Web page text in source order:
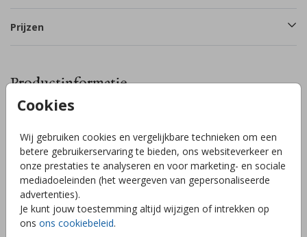
Cookies
Wij gebruiken cookies en vergelijkbare technieken om een
betere gebruikerservaring te bieden, ons websiteverkeer en
onze prestaties te analyseren en voor marketing- en sociale
mediadoeleinden (het weergeven van gepersonaliseerde
advertenties).
Je kunt jouw toestemming altijd wijzigen of intrekken op
ons ons cookiebeleid.
Prijzen
Productinformatie
Maak zelf een mooi welkomstbord voor jullie bruiloft met dit
bord van 60x40cm op Forex gedrukt. Hulp nodig? Wij helpen
je altijd graag!
Collectie
Welkomstbord bruiloft